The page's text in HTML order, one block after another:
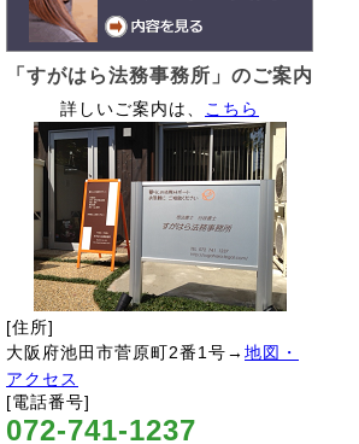
「すがはら法務事務所」のご案内
詳しいご案内は、 こちら
[住所]
大阪府池田市菅原町2番1号→ 地図・
アクセス
[電話番号]
072-741-1237